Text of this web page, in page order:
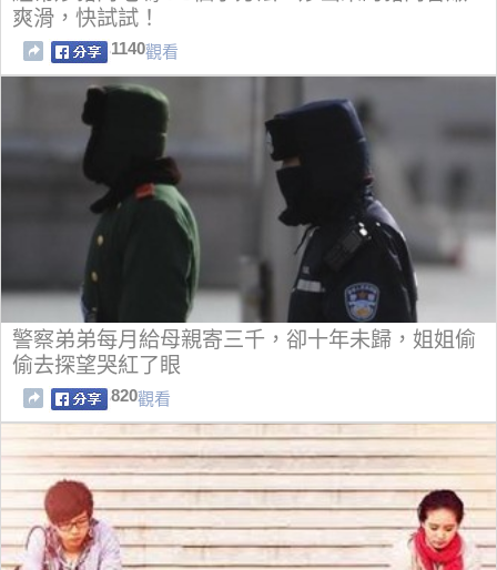
爽滑，快試試！
1140觀看
警察弟弟每月給母親寄三千，卻十年未歸，姐姐偷
偷去探望哭紅了眼
820觀看